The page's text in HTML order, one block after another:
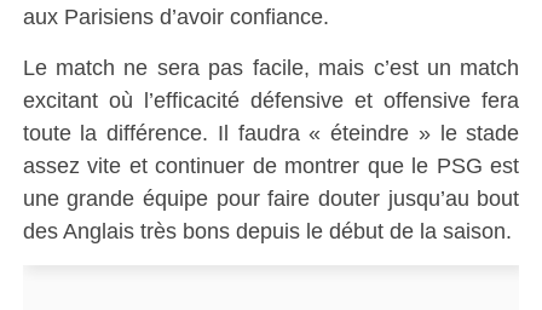
aux Parisiens d’avoir confiance.
Le match ne sera pas facile, mais c’est un match
excitant où l’efficacité défensive et offensive fera
toute la différence. Il faudra « éteindre » le stade
assez vite et continuer de montrer que le PSG est
une grande équipe pour faire douter jusqu’au bout
des Anglais très bons depuis le début de la saison.